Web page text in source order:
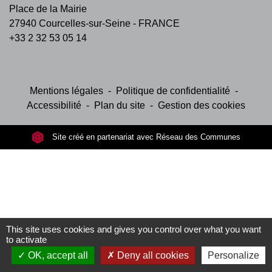
Place de la Mairie
27940 Courcelles-sur-Seine - FRANCE
+33 2 32 53 05 14
Mentions légales - Politique de confidentialité -
Accessibilité - Plan du site - Gestion des cookies
Site créé en partenariat avec Réseau des Communes
This site uses cookies and gives you control over what you want
to activate
OK, accept all
Deny all cookies Personalize